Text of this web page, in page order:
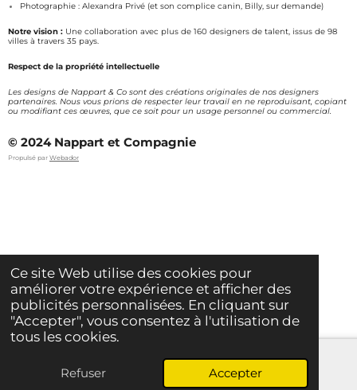
Ce site Web utilise des cookies pour
améliorer votre expérience et afficher des
publicités personnalisées. En cliquant sur
"Accepter", vous consentez à l'utilisation de
tous les cookies.
Refuser Accepter
Photographie : Alexandra Privé (et son complice canin, Billy, sur demande)
Notre vision : Une collaboration avec plus de 160 designers de talent, issus de 98
villes à travers 35 pays.
Respect de la propriété intellectuelle
Les designs de Nappart & Co sont des créations originales de nos designers
partenaires. Nous vous prions de respecter leur travail en ne reproduisant, copiant
ou modifiant ces œuvres, que ce soit pour un usage personnel ou commercial.
© 2024 Nappart et Compagnie
Propulsé par Webador
E-mail